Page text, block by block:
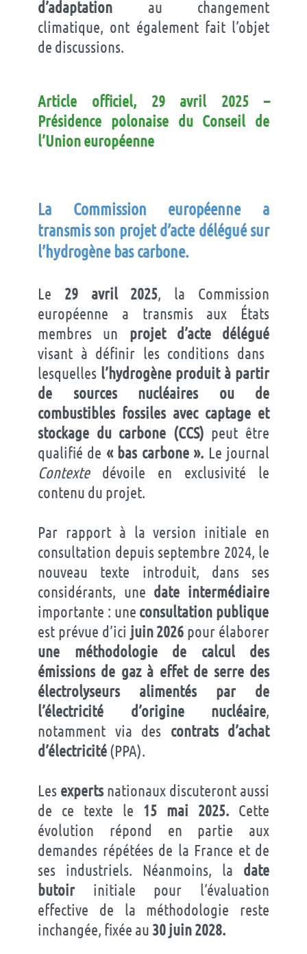
d’adaptation au changement
climatique, ont également fait l’objet
de discussions.
Article officiel, 29 avril 2025 –
Présidence polonaise du Conseil de
l’Union européenne
La Commission européennea
transmisson projet d’acte déléguésur
l’hydrogènebascarbone.
Le 29 avril 2025, la Commission
européenne a transmis aux États
membres un projet d’acte délégué
visant à définir les conditions dans
lesquelles l’hydrogène produit à partir
de sources nucléaires ou de
combustibles fossiles avec captage et
stockage du carbone (CCS) peut être
qualifié de « bas carbone ». Le journal
Contextedévoile en exclusivité le
contenu du projet.
Par rapport à la version initiale en
consultation depuis septembre 2024, le
nouveau texte introduit, dans ses
considérants, une date intermédiaire
importante : une consultation publique
est prévue d’ici juin 2026 pour élaborer
une méthodologie de calcul des
émissions de gaz à effet de serre des
électrolyseurs alimentés par de
l’électricité d’origine nucléaire,
notamment via des contrats d’achat
d’électricité(PPA).
Les expertsnationaux discuteront aussi
de ce texte le 15 mai 2025. Cette
évolution répond en partie aux
demandes répétées de la France et de
ses industriels. Néanmoins, la date
butoirinitiale pour l’évaluation
effective de la méthodologie reste
inchangée, fixée au 30 juin 2028.